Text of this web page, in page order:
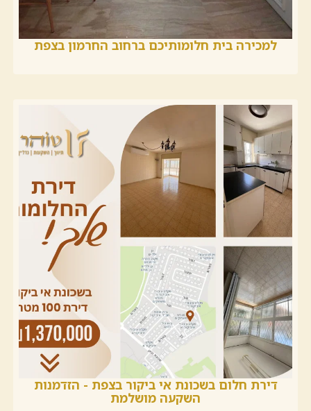
למכירה בית חלומותיכם ברחוב החרמון בצפת
דירת חלום בשכונת אי ביקור בצפת - הזדמנות
השקעה מושלמת